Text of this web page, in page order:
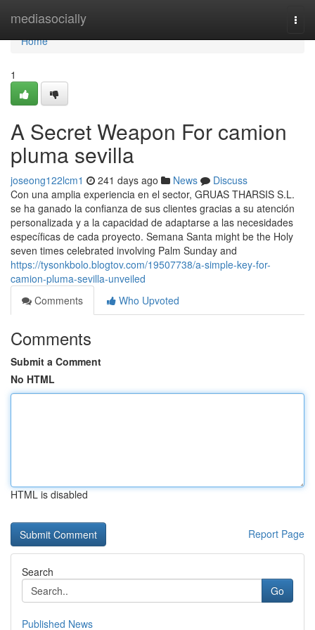
mediasocially
Home
Home
1
A Secret Weapon For camion
pluma sevilla
joseong122lcm1 241 days ago News
Discuss
Con una amplia experiencia en el sector, GRUAS THARSIS S.L.
se ha ganado la confianza de sus clientes gracias a su atención
personalizada y a la capacidad de adaptarse a las necesidades
específicas de cada proyecto. Semana Santa might be the Holy
seven times celebrated involving Palm Sunday and
https://tysonkbolo.blogtov.com/19507738/a-simple-key-for-
camion-pluma-sevilla-unveiled
Comments
Who Upvoted
Comments
Submit a Comment
No HTML
HTML is disabled
Report Page
Search
Go
Published News